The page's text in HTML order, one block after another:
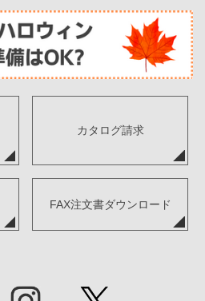
カタログ請求
FAX注文書ダウンロード